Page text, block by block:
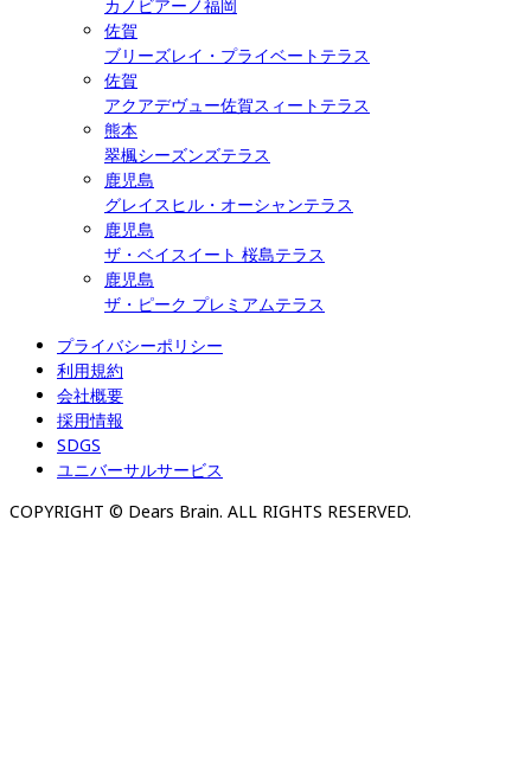
カノビアーノ福岡
佐賀
ブリーズレイ・プライベートテラス
佐賀
アクアデヴュー佐賀スィートテラス
熊本
翠楓シーズンズテラス
鹿児島
グレイスヒル・オーシャンテラス
鹿児島
ザ・ベイスイート 桜島テラス
鹿児島
ザ・ピーク プレミアムテラス
プライバシーポリシー
利用規約
会社概要
採用情報
SDGS
ユニバーサルサービス
COPYRIGHT © Dears Brain. ALL RIGHTS RESERVED.